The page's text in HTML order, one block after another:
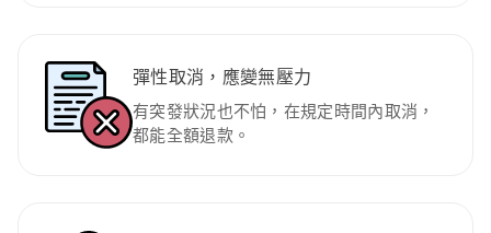
彈性取消，應變無壓力
有突發狀況也不怕，在規定時間內取消，
都能全額退款。